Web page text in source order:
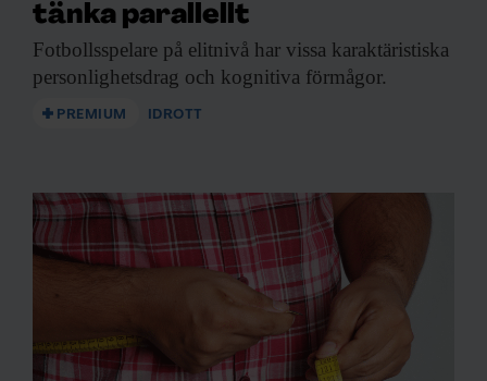
tänka parallellt
Fotbollsspelare på elitnivå har vissa karaktäristiska
personlighetsdrag och kognitiva förmågor.
PREMIUM IDROTT